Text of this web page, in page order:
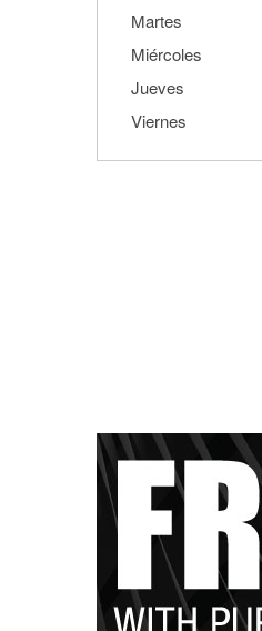
Martes
Miércoles
Jueves
Viernes